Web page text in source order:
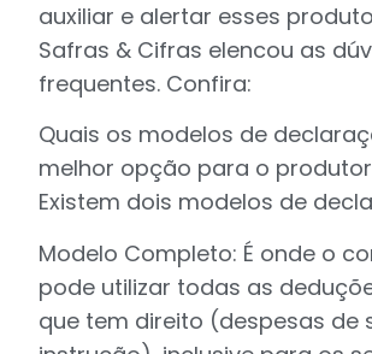
auxiliar e alertar esses
Safras & Cifras elencou as
frequentes. Confira:
Quais os modelos de
melhor opção para o
Existem dois modelos de
Modelo Completo: É onde o
pode utilizar todas as
que tem direito (despesas de